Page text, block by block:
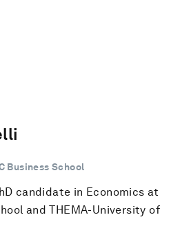
Business School
candidate in Economics at
and THEMA-University of